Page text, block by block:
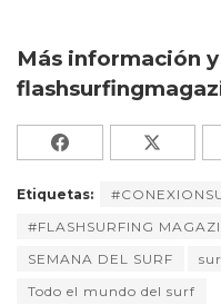
Más información
Etiquetas:
#FLASHSURFING
SEMANA DEL SURF
Todo el mundo del surf